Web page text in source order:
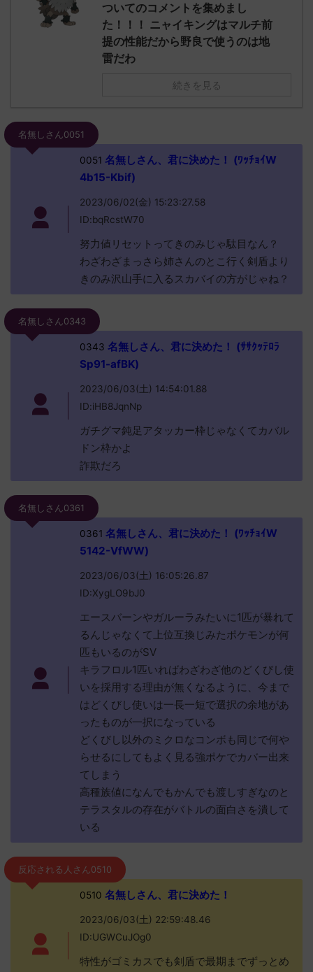
ついてのコメントを集めまし
た！！！ ニャイキングはマルチ前
提の性能だから野良で使うのは地
雷だわ
続きを見る
名無しさん0051
0051 名無しさん、君に決めた！ (ﾜｯﾁｮｲW
4b15-Kbif)
2023/06/02(金) 15:23:27.58
ID:bqRcstW70
努力値リセットってきのみじゃ駄目なん？
わざわざまっさら姉さんのとこ行く剣盾より
きのみ沢山手に入るスカバイの方がじゃね？
名無しさん0343
0343 名無しさん、君に決めた！ (ｻｻｸｯﾃﾛﾗ
Sp91-afBK)
2023/06/03(土) 14:54:01.88
ID:iHB8JqnNp
ガチグマ鈍足アタッカー枠じゃなくてカバル
ドン枠かよ
詐欺だろ
名無しさん0361
0361 名無しさん、君に決めた！ (ﾜｯﾁｮｲW
5142-VfWW)
2023/06/03(土) 16:05:26.87
ID:XygLO9bJ0
エースバーンやガルーラみたいに1匹が暴れて
るんじゃなくて上位互換じみたポケモンが何
匹もいるのがSV
キラフロル1匹いればわざわざ他のどくびし使
いを採用する理由が無くなるように、今まで
はどくびし使いは一長一短で選択の余地があ
ったものが一択になっている
どくびし以外のミクロなコンボも同じで何や
らせるにしてもよく見る強ポケでカバー出来
てしまう
高種族値になんでもかんでも渡しすぎなのと
テラスタルの存在がバトルの面白さを潰して
いる
反応される人さん0510
0510 名無しさん、君に決めた！
2023/06/03(土) 22:59:48.46
ID:UGWCuJOg0
特性がゴミカスでも剣盾で最期までずっとめ